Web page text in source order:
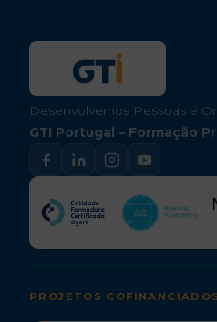
Desenvolvemos Pessoas e
GTI Portugal – Formação
PROJETOS